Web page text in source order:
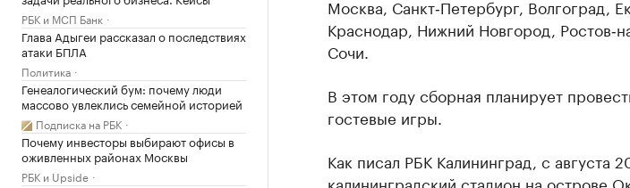
РБК и МСП Банк
Глава Адыгеи рассказал о последствиях
атаки БПЛА
Политика
Генеалогический бум: почему люди
массово увлеклись семейной историей
Подписка на РБК
Почему инвесторы выбирают офисы в
оживленных районах Москвы
РБК и Upside
Москва, Санкт‑Петербург, Волгоград,
Краснодар, Нижний Новгород,
Сочи.
В этом году сборная планирует
гостевые игры.
Как писал РБК Калининград, с августа
калининградский стадион на острове